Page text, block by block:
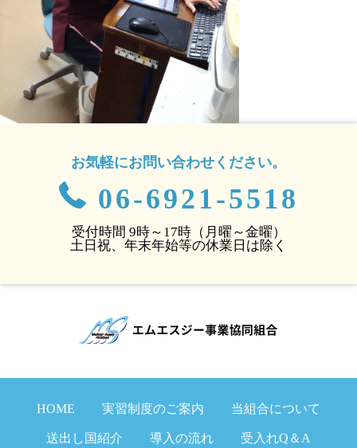
お気軽にお問い合わせください。
06-6921-5518
受付時間 9時～17時（月曜～金曜）
土日祝、年末年始等の休業日は除く
HOME 実習制度のご案内 当組合について
送出し国紹介 導入の流れ 受入れQ＆A